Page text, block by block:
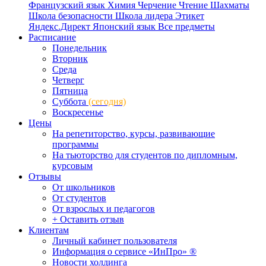
Французский язык Химия Черчение Чтение Шахматы
Школа безопасности Школа лидера Этикет
Яндекс.Директ Японский язык Все предметы
Расписание
Понедельник
Вторник
Среда
Четверг
Пятница
Суббота (сегодня)
Воскресенье
Цены
На репетиторство, курсы, развивающие
программы
На тьюторство для студентов по дипломным,
курсовым
Отзывы
От школьников
От студентов
От взрослых и педагогов
+ Оставить отзыв
Клиентам
Личный кабинет пользователя
Информация о сервисе «ИнПро» ®
Новости холдинга